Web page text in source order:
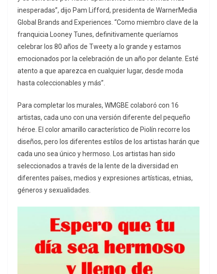
inesperadas”, dijo Pam Lifford, presidenta de WarnerMedia
Global Brands and Experiences. “Como miembro clave de la
franquicia Looney Tunes, definitivamente queríamos
celebrar los 80 años de Tweety a lo grande y estamos
emocionados por la celebración de un año por delante. Esté
atento a que aparezca en cualquier lugar, desde moda
hasta coleccionables y más”.
Para completar los murales, WMGBE colaboró ​​con 16
artistas, cada uno con una versión diferente del pequeño
héroe. El color amarillo característico de Piolín recorre los
diseños, pero los diferentes estilos de los artistas harán que
cada uno sea único y hermoso. Los artistas han sido
seleccionados a través de la lente de la diversidad en
diferentes países, medios y expresiones artísticas, etnias,
géneros y sexualidades.